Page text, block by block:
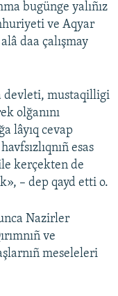
bugünge yalıñız
ve Aqyar
daa çalışmay
devleti, mustaqilligi
olğanını
lâyıq cevap
esas
kerçekten de
– dep qayd etti o.
Nazirler
ve
meseleleri